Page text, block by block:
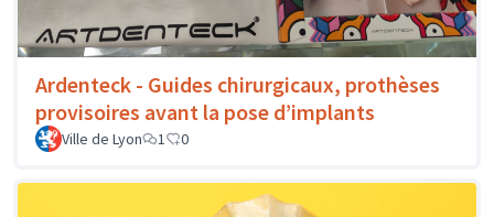
Ardenteck - Guides chirurgicaux, prothèses
provisoires avant la pose d’implants
Ville de Lyon 1 0